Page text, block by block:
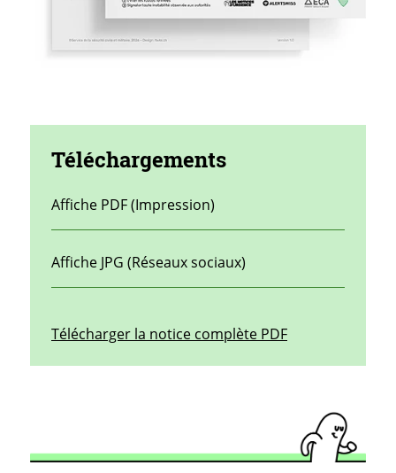
Téléchargements
Affiche PDF (Impression)
Affiche JPG (Réseaux sociaux)
Télécharger la notice complète PDF